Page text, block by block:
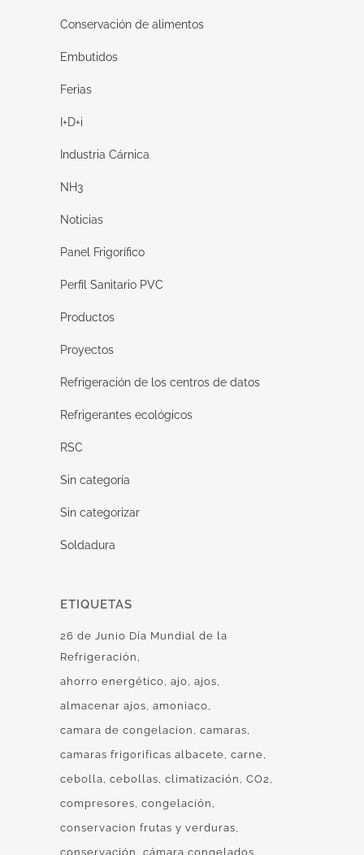
Conservación de alimentos
Embutidos
Ferias
I+D+i
Industria Cárnica
NH3
Noticias
Panel Frigorífico
Perfil Sanitario PVC
Productos
Proyectos
Refrigeración de los centros de datos
Refrigerantes ecológicos
RSC
Sin categoría
Sin categorizar
Soldadura
ETIQUETAS
26 de Junio Día Mundial de la
Refrigeración
ahorro energético ajo ajos
almacenar ajos amoniaco
camara de congelacion
camaras
camaras frigorificas albacete carne
cebolla cebollas climatización
CO2
compresores congelación
conservacion frutas y verduras
conservación
cámara congelados